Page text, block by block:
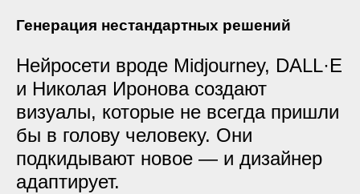
Генерация нестандартных решений
Нейросети вроде Midjourney, DALL·E
и Николая Иронова создают
визуалы, которые не всегда пришли
бы в голову человеку. Они
подкидывают новое — и дизайнер
адаптирует.